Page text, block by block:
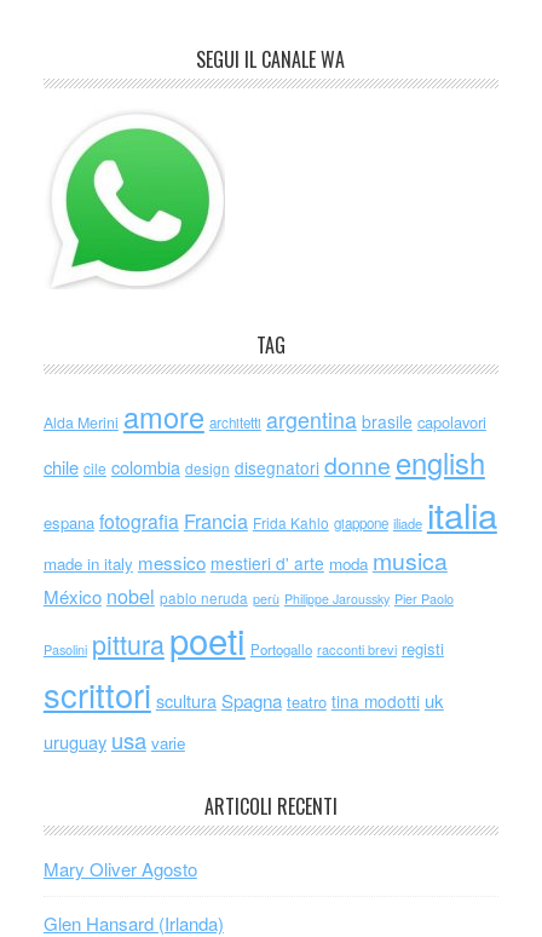
SEGUI IL CANALE WA
TAG
Alda Merini amore architetti argentina brasile capolavori
chile cile colombia design disegnatori donne english
espana fotografia Francia Frida Kahlo giappone iliade italia
made in italy messico mestieri d' arte moda musica
México nobel pablo neruda perù Philippe Jaroussky Pier Paolo
Pasolini pitturapoeti Portogallo racconti brevi registi
scrittori scultura Spagna teatro tina modotti uk
uruguay usa varie
ARTICOLI RECENTI
Mary Oliver Agosto
Glen Hansard (Irlanda)